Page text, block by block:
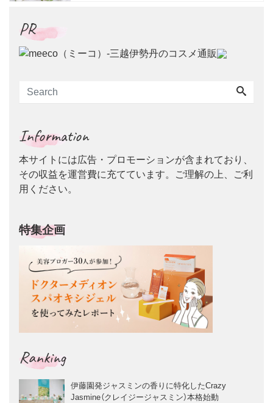
PR
Information
本サイトには広告・プロモーションが含まれており、
その収益を運営費に充てています。ご理解の上、ご利
用ください。
特集企画
Ranking
伊藤園発ジャスミンの香りに特化したCrazy
Jasmine（クレイジージャスミン）本格始動